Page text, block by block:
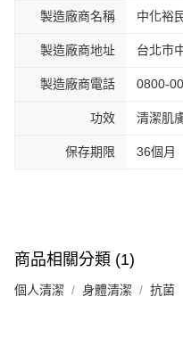
製造廠商名稱 中化裕
製造廠商地址 台北市
製造廠商電話 0800-
功效 清潔肌
保存期限 36個月
商品相關分類 (1)
個人清潔 身體清潔 抗菌